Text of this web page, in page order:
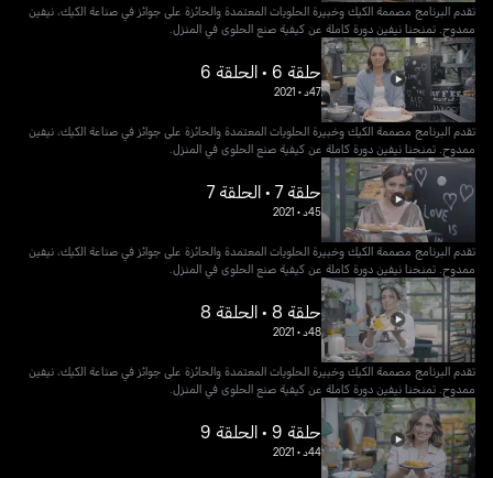
تقدم البرنامج مصممة الكيك وخبيرة الحلويات المعتمدة والحائزة على جوائز في صناعة الكيك، نيفين
ممدوح. تمنحنا نيفين دورة كاملة عن كيفية صنع الحلوى في المنزل.
حلقة 6 • الحلقة 6
47د •
2021
تقدم البرنامج مصممة الكيك وخبيرة الحلويات المعتمدة والحائزة على جوائز في صناعة الكيك، نيفين
ممدوح. تمنحنا نيفين دورة كاملة عن كيفية صنع الحلوى في المنزل.
حلقة 7 • الحلقة 7
45د •
2021
تقدم البرنامج مصممة الكيك وخبيرة الحلويات المعتمدة والحائزة على جوائز في صناعة الكيك، نيفين
ممدوح. تمنحنا نيفين دورة كاملة عن كيفية صنع الحلوى في المنزل.
حلقة 8 • الحلقة 8
48د •
2021
تقدم البرنامج مصممة الكيك وخبيرة الحلويات المعتمدة والحائزة على جوائز في صناعة الكيك، نيفين
ممدوح. تمنحنا نيفين دورة كاملة عن كيفية صنع الحلوى في المنزل.
حلقة 9 • الحلقة 9
44د •
2021